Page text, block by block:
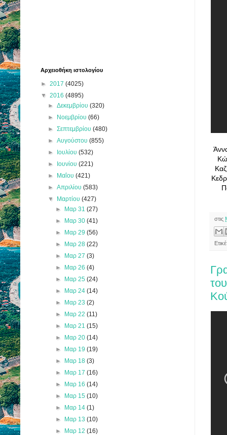
στις
Αρχειοθήκη ιστολογίου
► 2017 (4025)
▼ 2016 (4895)
►Δεκεμβρίου(320)
► Νοεμβρίου(66)
►Σεπτεμβρίου(480)
►Αυγούστου(855)
► Ιουλίου(532)
► Ιουνίου(221)
► Μαΐου(421)
►Απριλίου(583)
▼ Μαρτίου(427)
► Μαρ 31 (27)
► Μαρ 30 (41)
► Μαρ 29 (56)
► Μαρ 28 (22)
► Μαρ 27 (3)
► Μαρ 26 (4)
► Μαρ 25 (24)
► Μαρ 24 (14)
► Μαρ 23 (2)
► Μαρ 22 (11)
► Μαρ 21 (15)
► Μαρ 20 (14)
► Μαρ 19 (19)
► Μαρ 18 (3)
► Μαρ 17 (16)
► Μαρ 16 (14)
► Μαρ 15 (10)
► Μαρ 14 (1)
► Μαρ 13 (10)
► Μαρ 12 (16)